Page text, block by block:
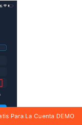
Para La Cuenta DEMO